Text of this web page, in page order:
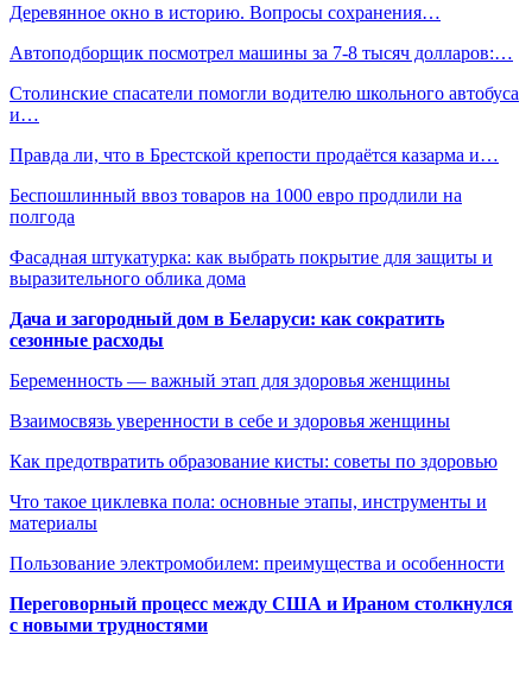
Деревянное окно в историю. Вопросы сохранения…
Автоподборщик посмотрел машины за 7-8 тысяч долларов:…
Столинские спасатели помогли водителю школьного автобуса
и…
Правда ли, что в Брестской крепости продаётся казарма и…
Беспошлинный ввоз товаров на 1000 евро продлили на
полгода
Фасадная штукатурка: как выбрать покрытие для защиты и
выразительного облика дома
Дача и загородный дом в Беларуси: как сократить
сезонные расходы
Беременность — важный этап для здоровья женщины
Взаимосвязь уверенности в себе и здоровья женщины
Как предотвратить образование кисты: советы по здоровью
Что такое циклевка пола: основные этапы, инструменты и
материалы
Пользование электромобилем: преимущества и особенности
Переговорный процесс между США и Ираном столкнулся
с новыми трудностями